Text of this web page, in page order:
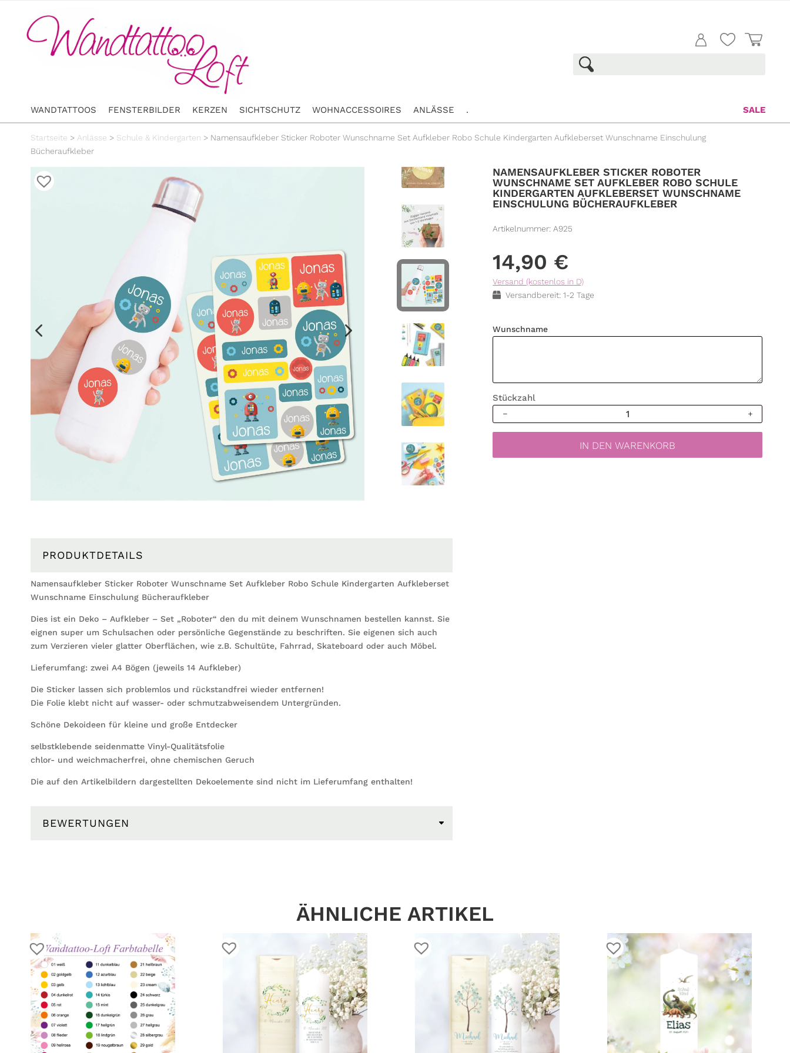
WANDTATTOOS FENSTERBILDER KERZEN SICHTSCHUTZ WOHNACCESSOIRES ANLÄSSE SALE
.
Startseite > Anlässe > Schule & Kindergarten > Namensaufkleber Sticker Roboter Wunschname Set Aufkleber Robo Schule Kindergarten Aufkleberset Wunschname Einschulung
Bücheraufkleber
NAMENSAUFKLEBER STICKER ROBOTER
WUNSCHNAME SET AUFKLEBER ROBO SCHULE
KINDERGARTEN AUFKLEBERSET WUNSCHNAME
EINSCHULUNG BÜCHERAUFKLEBER
Artikelnummer: A925
14,90 €
Versand (kostenlos in D)
Versandbereit: 1-2 Tage
Wunschname
Stückzahl
Sticker
IN DEN WARENKORB
PRODUKTDETAILS
Namensaufkleber Sticker Roboter Wunschname Set Aufkleber Robo Schule Kindergarten Aufkleberset
Wunschname Einschulung Bücheraufkleber
Dies ist ein Deko – Aufkleber – Set „Roboter“ den du mit deinem Wunschnamen bestellen kannst. Sie
eignen super um Schulsachen oder persönliche Gegenstände zu beschriften. Sie eigenen sich auch
zum Verzieren vieler glatter Oberflächen, wie z.B. Schultüte, Fahrrad, Skateboard oder auch Möbel.
Lieferumfang: zwei A4 Bögen (jeweils 14 Aufkleber)
Die Sticker lassen sich problemlos und rückstandfrei wieder entfernen!
Die Folie klebt nicht auf wasser- oder schmutzabweisendem Untergründen.
Schöne Dekoideen für kleine und große Entdecker
selbstklebende seidenmatte Vinyl-Qualitätsfolie
chlor- und weichmacherfrei, ohne chemischen Geruch
Die auf den Artikelbildern dargestellten Dekoelemente sind nicht im Lieferumfang enthalten!
BEWERTUNGEN
ÄHNLICHE ARTIKEL